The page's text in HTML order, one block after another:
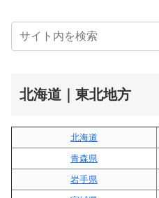
北海道｜東北地方
北海道
青森県
岩手県